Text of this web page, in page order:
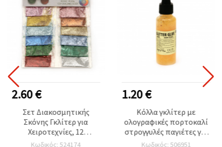
2.60 €
Σετ Διακοσμητικής
Σκόνης Γκλίτερ για
Χειροτεχνίες, 12
Χρώματα x 2 g
Κωδικός: 524174
1.20 €
Κόλλα γκλίτερ με
ολογραφικές πορτοκαλί
στρογγυλές παγιέτες για
DIY χειροτεχνίες και
Κωδικός: 506951